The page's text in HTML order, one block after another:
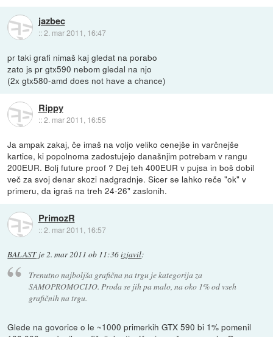
jazbec
::2. mar 2011, 16:47
pr taki grafi nimaš kaj gledat na porabo
zato js pr gtx590 nebom gledal na njo
(2x gtx580-amd does not have a chance)
Rippy
::2. mar 2011, 16:55
Ja ampak zakaj, če imaš na voljo veliko cenejše in varčnejše
kartice, ki popolnoma zadostujejo današnjim potrebam v rangu
200EUR. Bolj future proof ? Dej teh 400EUR v pujsa in boš dobil
več za svoj denar skozi nadgradnje. Sicer se lahko reče "ok" v
primeru, da igraš na treh 24-26" zaslonih.
PrimozR
::2. mar 2011, 16:57
BALASTje2. mar 2011 ob 11:36izjavil:
Trenutno najboljša grafična na trgu je kategorija za
SAMOPROMOCIJO. Proda se jih pa malo, na oko 1% od vseh
grafičnih na trgu.
Glede na govorice o le ~1000 primerkih GTX 590 bi 1% pomenil